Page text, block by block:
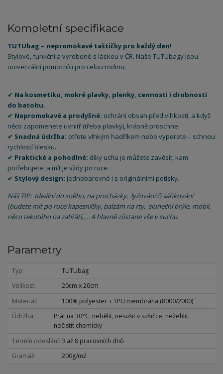
Kompletní specifikace
TUTUbag – nepromokavé taštičky pro každý den!
Stylové, funkční a vyrobené s láskou v ČR. Naše TUTUbagy jsou
univerzální pomocníci pro celou rodinu:
✔ Na kosmetiku, mokré plavky, plenky, cennosti i drobnosti
do batohu.
✔ Nepromokavé a prodyšné: ochrání obsah před vlhkostí, a když
něco zapomenete uvnitř (třeba plavky), krásně proschne.
✔ Snadná údržba: otřete vlhkým hadříkem nebo vyperete – schnou
rychlostí blesku.
✔ Praktické a pohodlné: díky uchu je můžete zavěsit, kam
potřebujete, a mít je vždy po ruce.
✔ Stylový design: jednobarevné i s originálními potisky.
Náš TIP: Ideální do sněhu, na procházky, lyžování či sáňkování
(budete mít po ruce kapesníčky, balzám na rty, sluneční brýle, mobil,
něco tekutého na zahřátí,…. A hlavně zůstane vše v suchu.
Parametry
Typ
TUTUbag
Velikost
20cm x 20cm
Materiál
100% polyester + TPU membrána (8000/2000)
Údržba
Prát na 30°C, nebělit, nesušit v sušičce, nežehlit,
nečistit chemicky
Termín odeslání 3 až 8 pracovních dnů
Gramáž
200g/m2